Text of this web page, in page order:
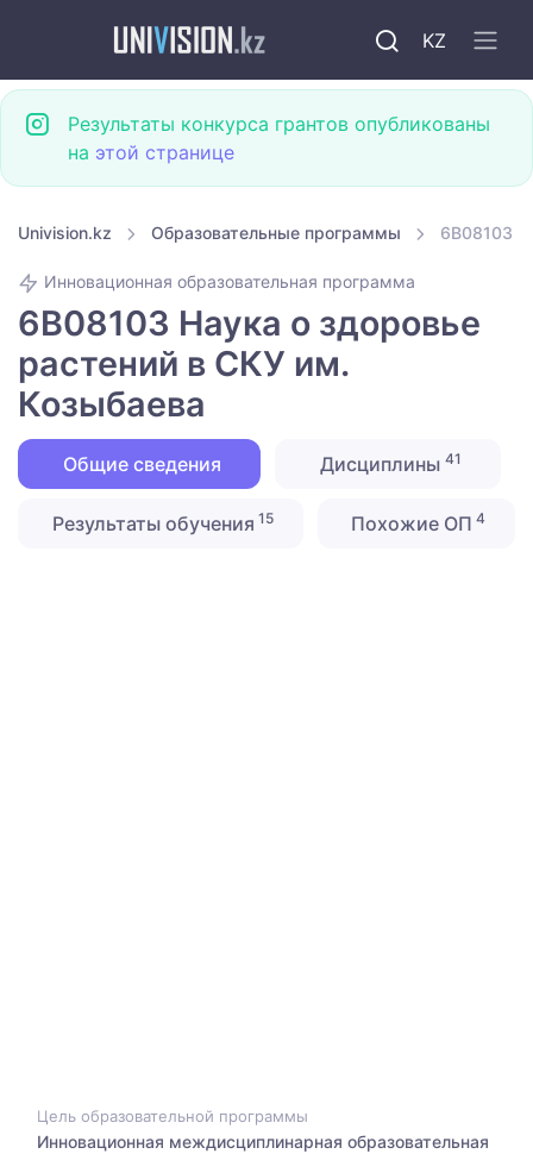
KZ
Результаты конкурса грантов опубликованы
на этой странице
Univision.kz Образовательные программы 6B08103
Инновационная образовательная программа
6B08103 Наука о здоровье
растений в СКУ им.
Козыбаева
Общие сведения Дисциплины 41
Результаты обучения 15 Похожие ОП 4
Цель образовательной программы
Инновационная междисциплинарная образовательная